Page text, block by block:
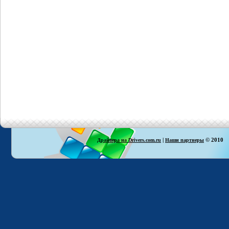
Драйвера на Drivers.com.ru | Наши партнеры © 2010